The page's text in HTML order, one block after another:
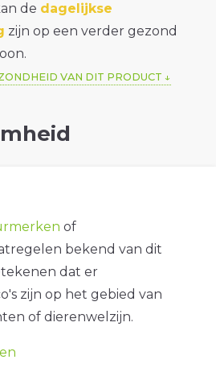
de dagelijkse
zijn op een verder gezond
VAN DIT PRODUCT
of
bekend van dit
dat er
zijn op het gebied van
of dierenwelzijn.